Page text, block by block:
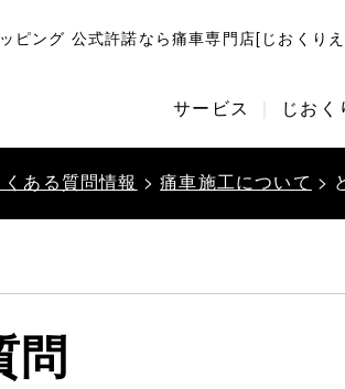
ピング 公式許諾なら痛車専門店[じおくり
サービス じおく
くある質問情報 >痛車施工について >
問